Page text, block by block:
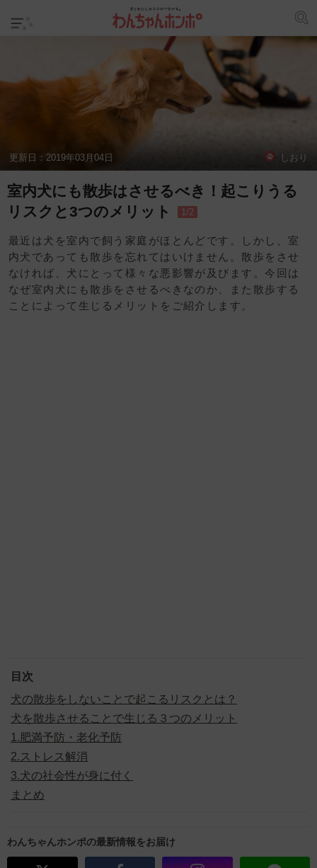
更新日： 2019年03月04日 しおり
室内犬にも散歩はさせるべき！起こりうる
リスクと3つのメリット
1/2
最近は犬を室内で飼う家庭がほとんどです。しかし、室
内犬であっても散歩を忘れてはいけません。散歩をさせ
なければ、犬にとって様々な悪影響が及びます。今回は
なぜ室内犬にも散歩をさせるべきなのか、また散歩する
ことによって生じるメリットをご紹介します。
目次
犬の散歩をしないことで起こるリスクとは？
犬を散歩させることで生じる３つのメリット
1.肥満予防・老化予防
2.ストレス解消
3.犬の社会性が身に付く
まとめ
わんちゃんホンポの最新情報をお届け